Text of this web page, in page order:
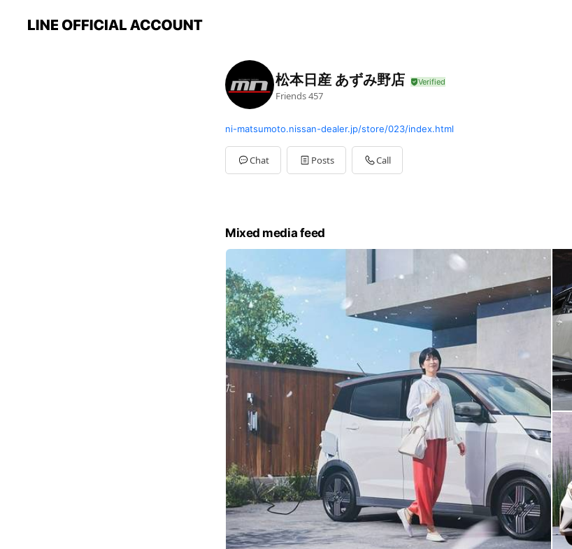
松本日産 あずみ野店
Friends457
ni-matsumoto.nissan-dealer.jp/store/023/index.html
Chat Posts Call
Mixed media feed